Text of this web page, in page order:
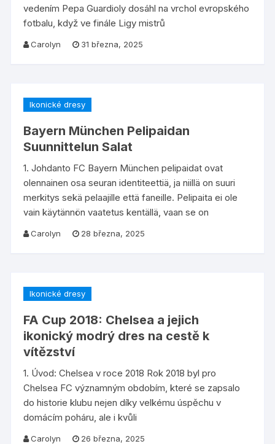
vedením Pepa Guardioly dosáhl na vrchol evropského
fotbalu, když ve finále Ligy mistrů
Carolyn 31 března, 2025
Ikonické dresy
Bayern München Pelipaidan
Suunnittelun Salat
1. Johdanto FC Bayern München pelipaidat ovat
olennainen osa seuran identiteettiä, ja niillä on suuri
merkitys sekä pelaajille että faneille. Pelipaita ei ole
vain käytännön vaatetus kentällä, vaan se on
Carolyn 28 března, 2025
Ikonické dresy
FA Cup 2018: Chelsea a jejich
ikonický modrý dres na cestě k
vítězství
1. Úvod: Chelsea v roce 2018 Rok 2018 byl pro
Chelsea FC významným obdobím, které se zapsalo
do historie klubu nejen díky velkému úspěchu v
domácím poháru, ale i kvůli
Carolyn 26 března, 2025